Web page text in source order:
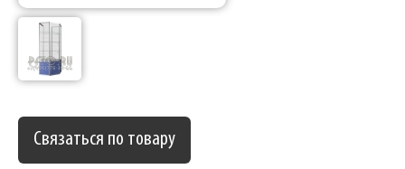
Связаться по товару